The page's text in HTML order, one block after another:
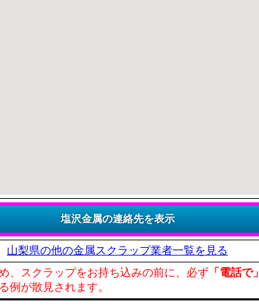
山梨県の他の金属スクラップ業者一覧を見る
、スクラップをお持ち込みの前に、必ず 「電話で」
例が散見されます。